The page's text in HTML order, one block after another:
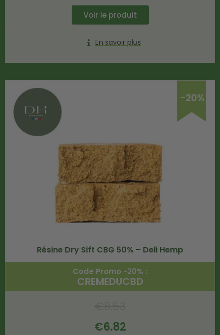
Voir le produit
En savoir plus
-20%
Résine Dry Sift CBG 50% – Deli Hemp
Code Promo -20% :
CREMEDUCBD
€6.82